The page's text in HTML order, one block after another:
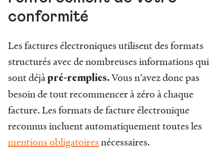
conformité
Les factures électroniques utilisent des formats
structurés avec de nombreuses informations qui
sont déjàpré-remplies.Vous n’avez donc pas
besoin de tout recommencer à zéro à chaque
facture. Les formats de facture électronique
reconnus incluent automatiquement toutes les
mentions obligatoiresnécessaires.